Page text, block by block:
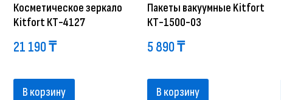
Косметическое зеркало
Kitfort КТ-4127
21 190₸
В корзину
Пакеты вакуумные Kitfort
КТ-1500-03
5 890₸
В корзину